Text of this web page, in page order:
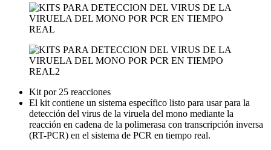
Kit por 25 reacciones
El kit contiene un sistema específico listo para usar para la
detección del virus de la viruela del mono mediante la
reacción en cadena de la polimerasa con transcripción inversa
(RT-PCR) en el sistema de PCR en tiempo real.